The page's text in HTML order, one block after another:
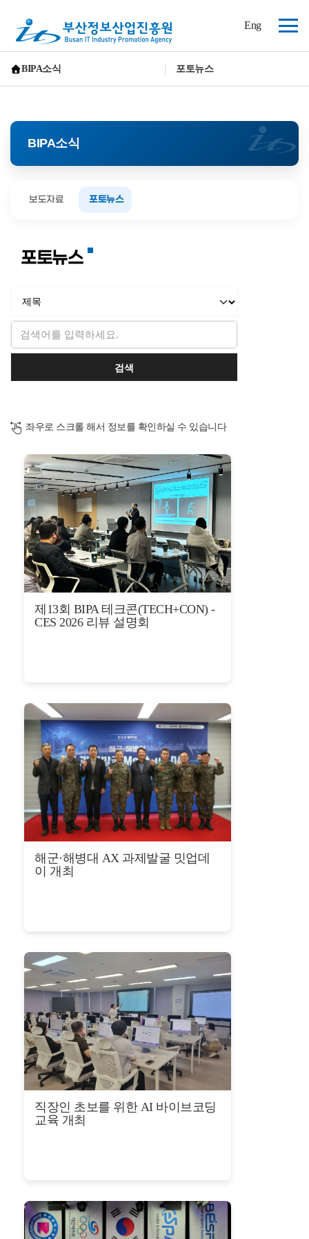
(재)
부
산
정
보
산
업
Eng
체
BIPA소식 포토뉴스
BIPA소식
보도자료 포토뉴스
포토뉴스
검색
좌우로 스크롤 해서 정보를 확인하실 수 있습니다
제13회 BIPA 테크콘(TECH+CON) -
CES 2026 리뷰 설명회
해군·해병대 AX 과제발굴 밋업데
이 개최
직장인 초보를 위한 AI 바이브코딩
교육 개최